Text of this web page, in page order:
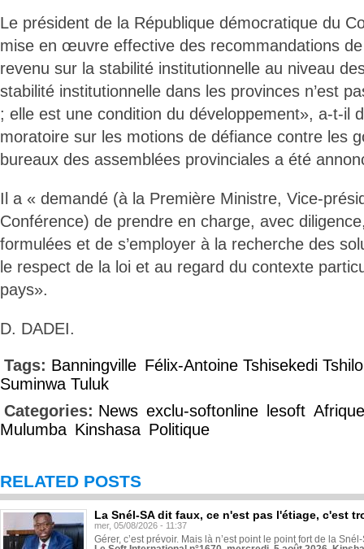
Le président de la République démocratique du
mise en œuvre effective des recommandations
revenu sur la stabilité institutionnelle au niveau
stabilité institutionnelle dans les provinces n’est
; elle est une condition du développement», a-t-il
moratoire sur les motions de défiance contre les
bureaux des assemblées provinciales a été
Il a « demandé (à la Première Ministre, Vice-
Conférence) de prendre en charge, avec
formulées et de s’employer à la recherche des
le respect de la loi et au regard du contexte
pays».
D. DADEI.
Tags: Banningville Félix-Antoine Tshisekedi
Suminwa Tuluk
Categories: News exclu-softonline lesoft Afrique
Mulumba Kinshasa Politique
RELATED POSTS
La Snél-SA dit faux, ce n'est pas l'étiage, c'est
mer, 05/08/2026 - 11:37
Gérer, c’est prévoir. Mais là n’est point le point fort de la